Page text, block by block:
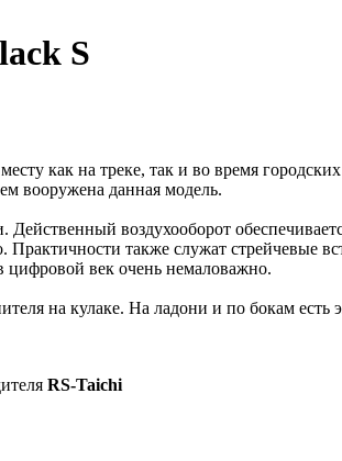
S
как на треке, так и во время
вооружена данная модель.
Действенный воздухооборот
Практичности также служат стрейчевые
цифровой век очень немаловажно.
на кулаке. На ладони и по бокам
RS-Taichi